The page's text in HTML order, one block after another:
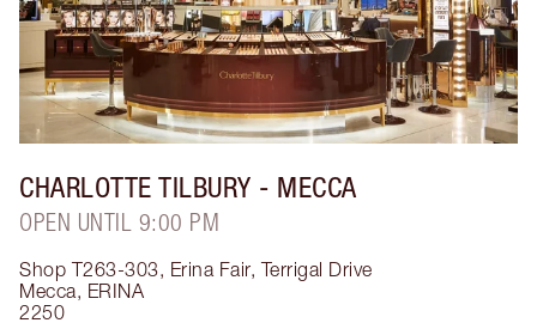
CHARLOTTE TILBURY - MECCA
OPEN UNTIL 9:00 PM
Shop T263-303, Erina Fair, Terrigal Drive
Mecca, ERINA
2250